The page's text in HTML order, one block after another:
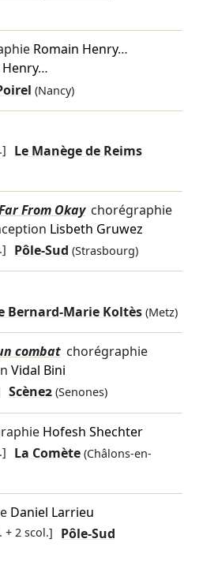
Romain Henry…
…
(Nancy)
Le Manège de Reims
From Okay chorégraphie
Lisbeth Gruwez
Pôle-Sud (Strasbourg)
Bernard-Marie Koltès (Metz)
combat chorégraphie
Vidal Bini
Scène2 (Senones)
Hofesh Shechter
La Comète (Châlons-en-
Daniel Larrieu
+ 2 scol.] Pôle-Sud